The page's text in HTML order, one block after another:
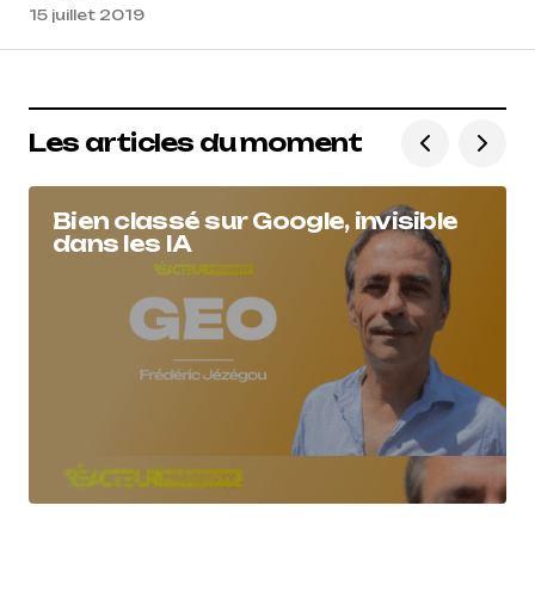
15 juillet 2019
Les articles du moment
Bien classé sur Google, invisible
dans les IA